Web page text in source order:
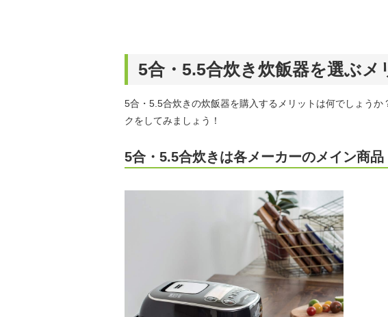
5合・5.5合炊き炊飯器を選ぶメ
5合・5.5合炊きの炊飯器を購入するメリットは何でしょう
クをしてみましょう！
5合・5.5合炊きは各メーカーのメイン商品